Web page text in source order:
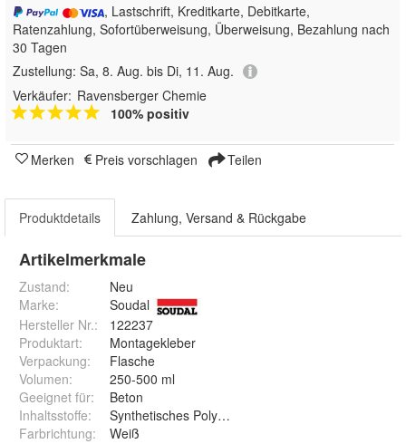
, Lastschrift, Kreditkarte, Debitkarte,
Ratenzahlung, Sofortüberweisung, Überweisung, Bezahlung nach
30 Tagen
Zustellung: Sa, 8. Aug. bis Di, 11. Aug.
Verkäufer: Ravensberger Chemie
100% positiv
Merken Preis vorschlagen Teilen
Produktdetails Zahlung, Versand & Rückgabe
Artikelmerkmale
Zustand:
Neu
Marke:
Soudal
Hersteller Nr.:
122237
Produktart:
Montagekleber
Verpackung:
Flasche
Volumen:
250-500 ml
Geeignet für:
Beton
Inhaltsstoffe:
Synthetisches Polymer
Farbrichtung: Weiß